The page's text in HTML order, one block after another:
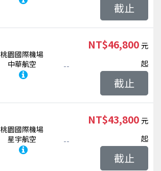
截止
桃園國際機場
中華航空
--
NT$46,800
起
截止
桃園國際機場
星宇航空
--
NT$43,800
起
截止